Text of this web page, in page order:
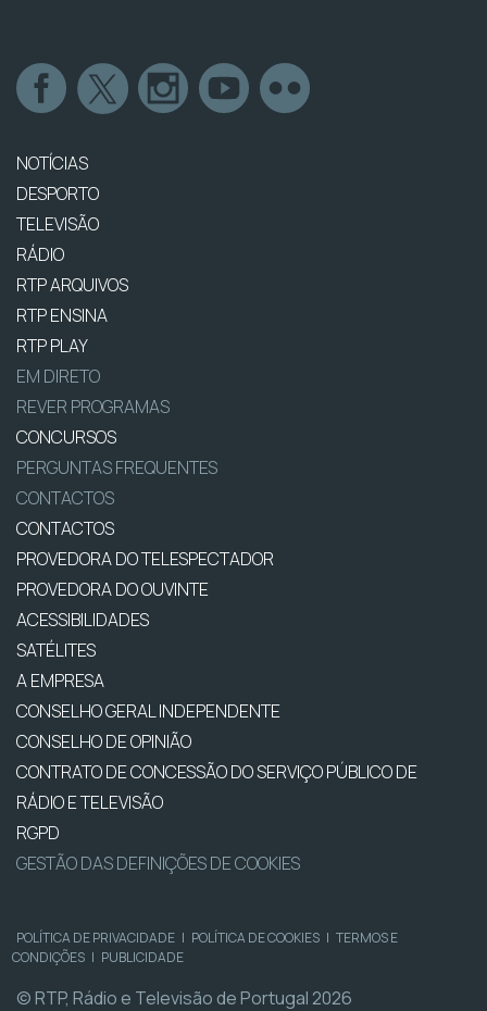
NOTÍCIAS
DESPORTO
TELEVISÃO
RÁDIO
RTP ARQUIVOS
RTP ENSINA
RTP PLAY
EM DIRETO
REVER PROGRAMAS
CONCURSOS
PERGUNTAS FREQUENTES
CONTACTOS
CONTACTOS
PROVEDORA DO TELESPECTADOR
PROVEDORA DO OUVINTE
ACESSIBILIDADES
SATÉLITES
A EMPRESA
CONSELHO GERAL INDEPENDENTE
CONSELHO DE OPINIÃO
CONTRATO DE CONCESSÃO DO SERVIÇO PÚBLICO DE
RÁDIO E TELEVISÃO
RGPD
GESTÃO DAS DEFINIÇÕES DE COOKIES
POLÍTICA DE PRIVACIDADE | POLÍTICA DE COOKIES | TERMOS E
CONDIÇÕES | PUBLICIDADE
© RTP, Rádio e Televisão de Portugal 2026